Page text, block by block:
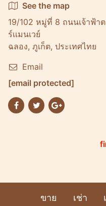
See the map
19/102 หมู่ที่ 8 ถนนเจ้าฟ้า
ร์เเมนเวย์
ฉลอง, ภูเก็ต, ประเทศไทย
Email
[email protected]
ขาย เช่า